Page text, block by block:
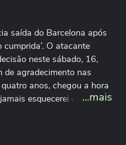
saída do Barcelona após
cumprida’. O atacante
neste sábado, 16,
de agradecimento nas
anos, chegou a hora
esquecerei o carinho
Com Lewandowski, o
...mais